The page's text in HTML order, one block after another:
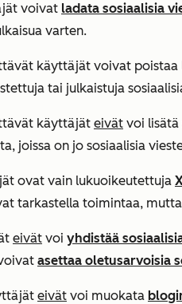
voivat ladata sosiaalisia
varten.
käyttäjät voivat poistaa
tai julkaistuja
käyttäjät eivät voi lisätä
joissa on jo sosiaalisia
ovat vain lukuoikeutettuja
tarkastella toimintaa,
eivät voi yhdistää
asettaa oletusarvoisia
eivät voi muokata